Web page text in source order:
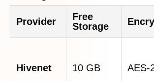
Provider
Free
Storage
Hivenet 10 GB AES-